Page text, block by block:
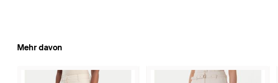
Mehr davon